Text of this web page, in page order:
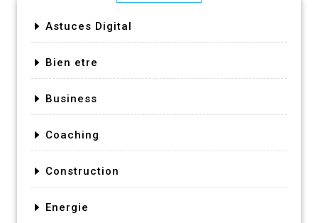
Astuces Digital
Bien etre
Business
Coaching
Construction
Energie